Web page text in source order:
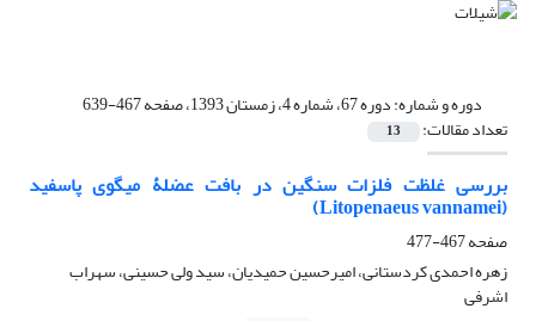
دوره و شماره:دوره 67، شماره 4، زمستان 1393، صفحه 467-639
تعداد مقالات: 13
بررسی غلظت فلزات سنگین در بافت عضلۀ میگوی پاسفید
(Litopenaeus vannamei)
صفحه467-477
زهره احمدی کردستانی، امیرحسین حمیدیان، سید ولی حسینی، سهراب
اشرفی